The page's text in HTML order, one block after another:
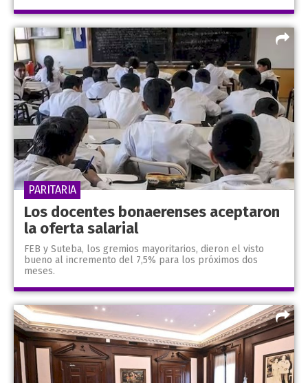
Los docentes bonaerenses aceptaron
la oferta salarial
FEB y Suteba, los gremios mayoritarios, dieron el visto
bueno al incremento del 7,5% para los próximos dos
meses.
PARITARIA